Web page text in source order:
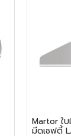
Martor ใ
มีดเซฟตี้